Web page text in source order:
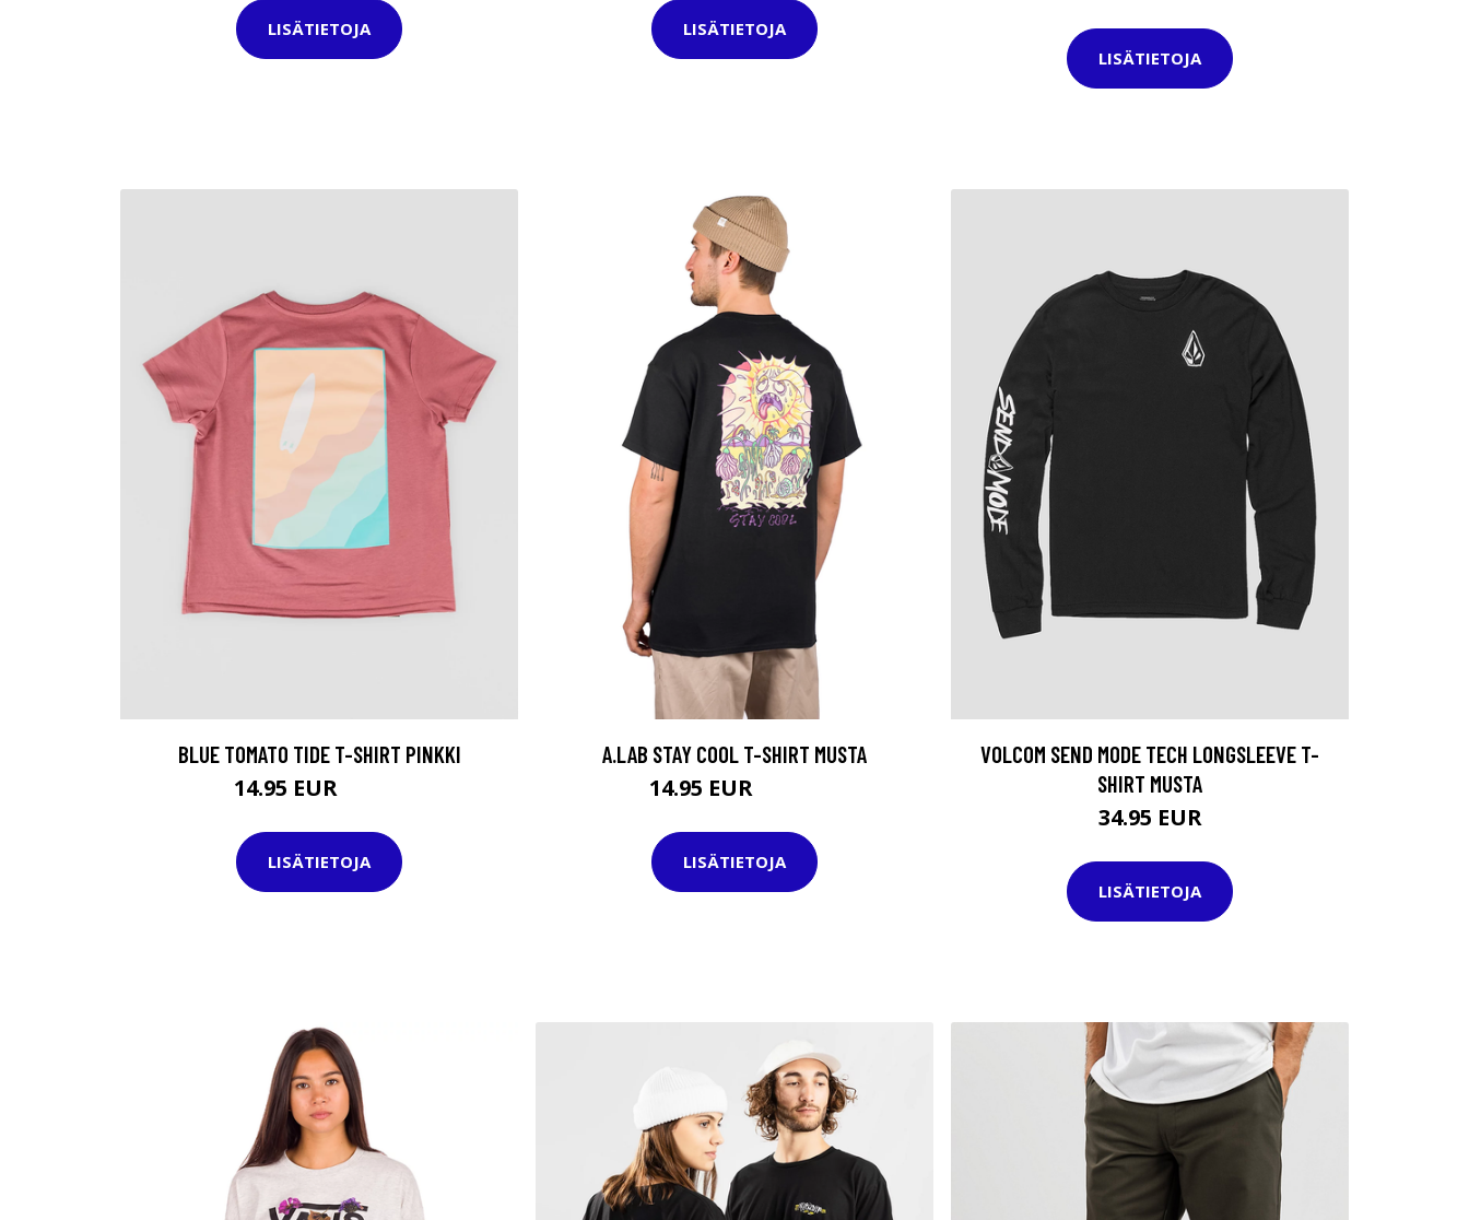
LISÄTIETOJA LISÄTIETOJA
LISÄTIETOJA
BLUE TOMATO TIDE T-SHIRT PINKKI
14.95 EUR
LISÄTIETOJA
A.LAB STAY COOL T-SHIRT MUSTA
14.95 EUR
LISÄTIETOJA
VOLCOM SEND MODE TECH LONGSLEEVE T-
SHIRT MUSTA
34.95 EUR
LISÄTIETOJA